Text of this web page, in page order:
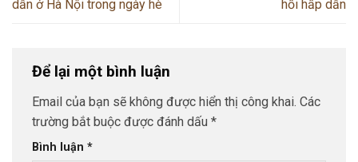
dẫn ở Hà Nội trong ngày hè hồi hấp dẫn
Để lại một bình luận
Email của bạn sẽ không được hiển thị công khai. Các
trường bắt buộc được đánh dấu *
Bình luận *